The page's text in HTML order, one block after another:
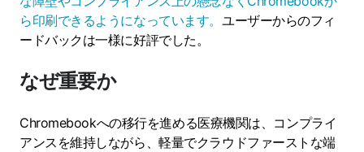
ら印刷できるようになっています。 ユーザーからのフィ
ードバックは一様に好評でした。
なぜ重要か
Chromebookへの移行を進める医療機関は、コンプライ
アンスを維持しながら、軽量でクラウドファーストな端